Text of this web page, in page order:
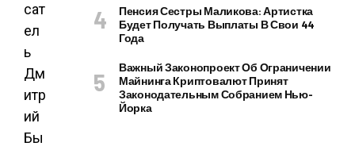
сат
ел
ь
Дм
итр
ий
Бы
Пенсия Сестры Маликова: Артистка
Будет Получать Выплаты В Свои 44
Года
Важный Законопроект Об Ограничении
Майнинга Криптовалют Принят
Законодательным Собранием Нью-
Йорка